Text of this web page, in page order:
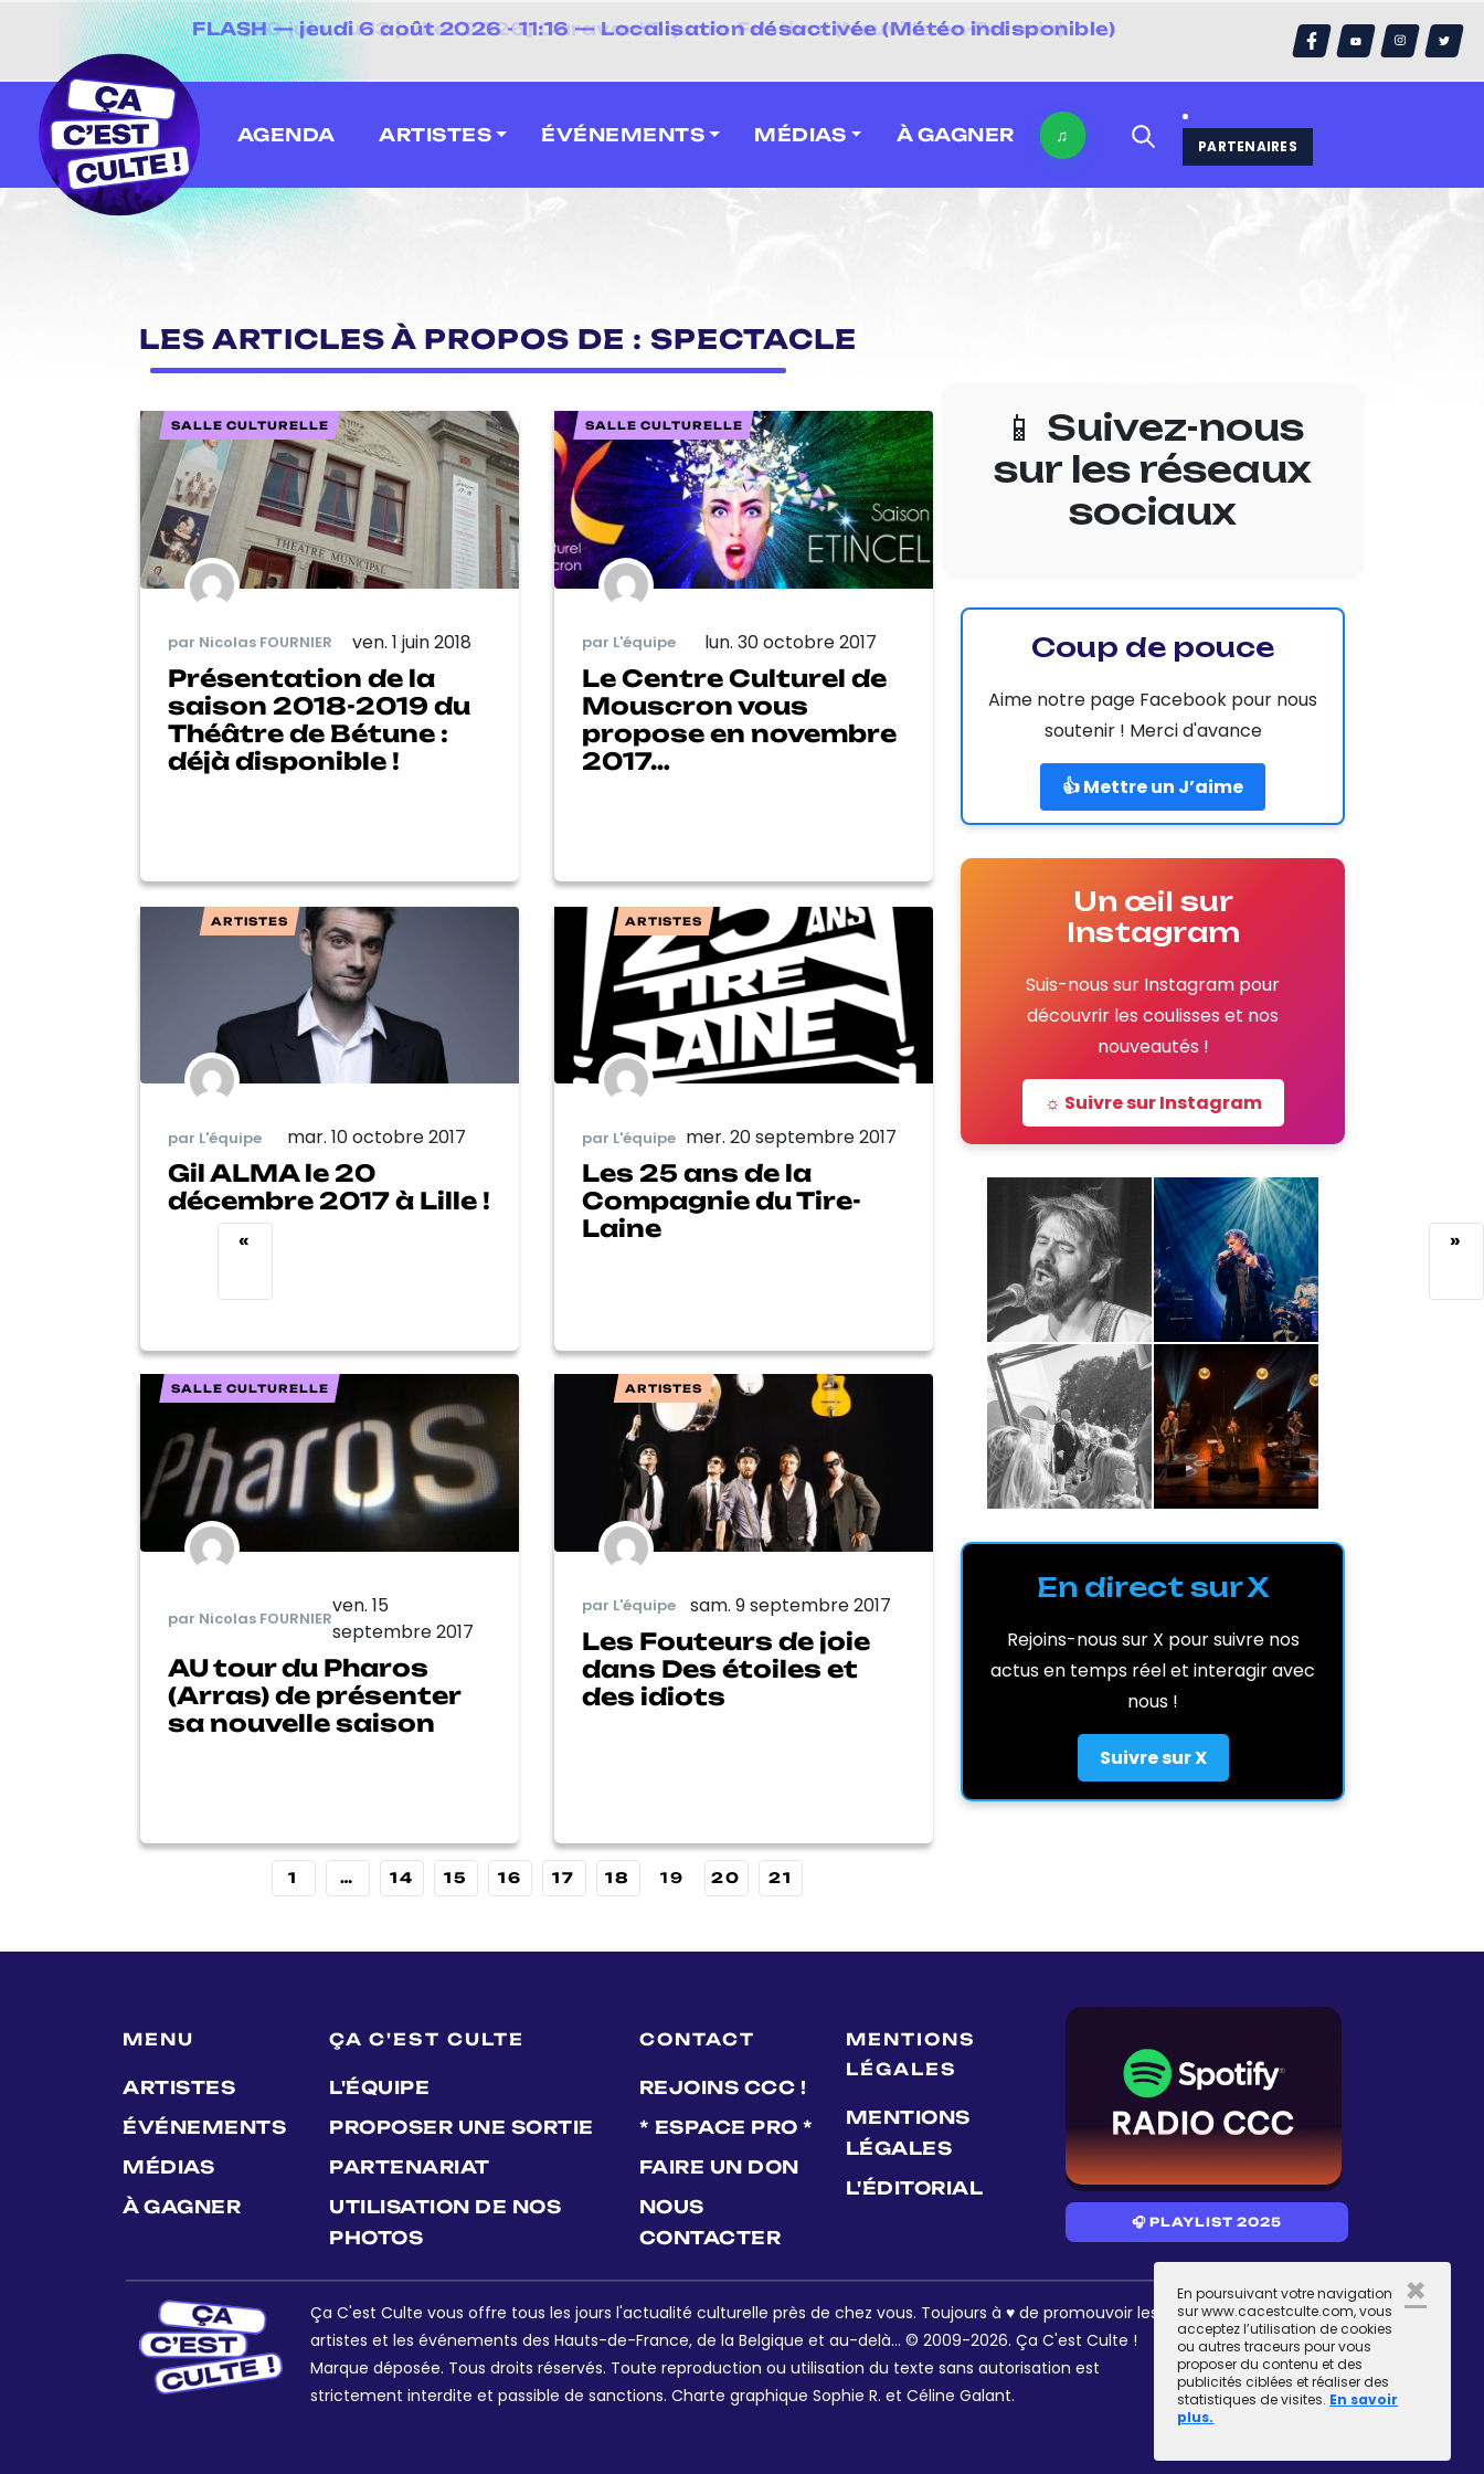
⚡
FLASH — jeudi 6 août 2026 - 11:16 — Localisation désactivée (Météo indisponible)
[20 juin au 13 juillet 2026] Caravan' Square Festival (Neuville-en-Ferrain)
AGENDA ARTISTES ÉVÉNEMENTS MÉDIAS À GAGNER ♫
PARTENAIRES
LES ARTICLES À PROPOS DE : SPECTACLE
SALLE CULTURELLE
par Nicolas FOURNIER ven. 1 juin 2018
Présentation de la
saison 2018-2019 du
Théâtre de Bétune :
déjà disponible !
SALLE CULTURELLE
par L'équipe lun. 30 octobre 2017
Le Centre Culturel de
Mouscron vous
propose en novembre
2017…
ARTISTES
par L'équipe mar. 10 octobre 2017
Gil ALMA le 20
décembre 2017 à Lille !
ARTISTES
par L'équipe mer. 20 septembre 2017
Les 25 ans de la
Compagnie du Tire-
Laine
SALLE CULTURELLE
par Nicolas FOURNIER
ven. 15
septembre 2017
AU tour du Pharos
(Arras) de présenter
sa nouvelle saison
ARTISTES
par L'équipe sam. 9 septembre 2017
Les Fouteurs de joie
dans Des étoiles et
des idiots
«
1 … 14 15 16 17 18 19 20 21
»
En poursuivant votre navigation
sur www.cacestculte.com, vous
acceptez l’utilisation de cookies
ou autres traceurs pour vous
proposer du contenu et des
publicités ciblées et réaliser des
statistiques de visites. En savoir
plus.
×
📱 Suivez-nous
sur les réseaux
sociaux
Coup de pouce
Aime notre page Facebook pour nous
soutenir ! Merci d'avance
👍 Mettre un J’aime
Un œil sur
Instagram
Suis-nous sur Instagram pour
découvrir les coulisses et nos
nouveautés !
☼ Suivre sur Instagram
En direct sur X
Rejoins-nous sur X pour suivre nos
actus en temps réel et interagir avec
nous !
Suivre sur X
MENU
ARTISTES
ÉVÉNEMENTS
MÉDIAS
À GAGNER
ÇA C'EST CULTE
L'ÉQUIPE
PROPOSER UNE SORTIE
PARTENARIAT
UTILISATION DE NOS
PHOTOS
CONTACT
REJOINS CCC !
* ESPACE PRO *
FAIRE UN DON
NOUS
CONTACTER
MENTIONS
LÉGALES
MENTIONS
LÉGALES
L'ÉDITORIAL
🎧 PLAYLIST 2025
Ça C'est Culte vous offre tous les jours l'actualité culturelle près de chez vous. Toujours à ♥ de promouvoir les
artistes et les événements des Hauts-de-France, de la Belgique et au-delà... © 2009-2026. Ça C'est Culte !
Marque déposée. Tous droits réservés. Toute reproduction ou utilisation du texte sans autorisation est
strictement interdite et passible de sanctions. Charte graphique Sophie R. et Céline Galant.
RÉSEAUX